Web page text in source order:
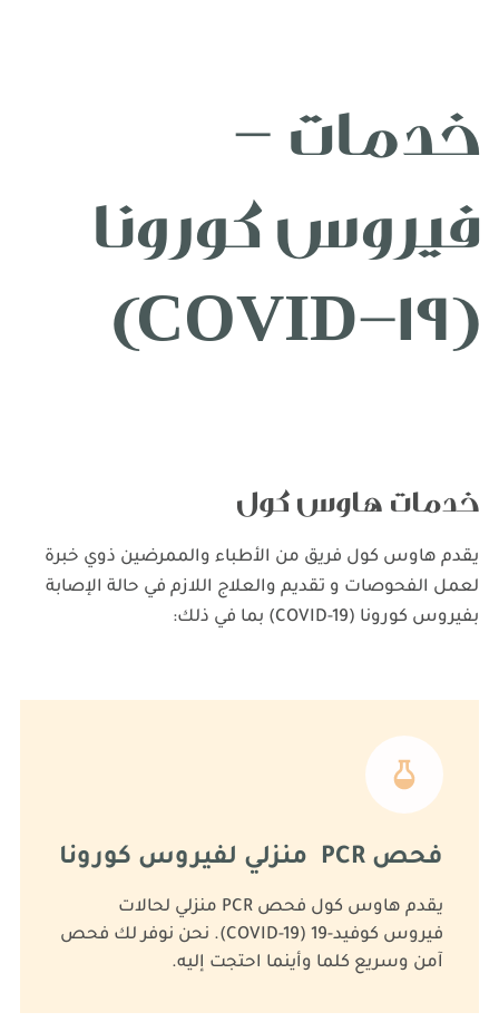
خدمات -
فيروس كورونا
(COVID-19)
خدمات هاوس كول
يقدم هاوس كول فريق من الأطباء والممرضين ذوي خبرة
لعمل الفحوصات و تقديم والعلاج اللازم في حالة الإصابة
بفيروس كورونا (COVID-19) بما في ذلك:
فحص PCR منزلي لفيروس كورونا
يقدم هاوس كول فحص PCR منزلي لحالات
فيروس كوفيد-19 (COVID-19). نحن نوفر لك فحص
آمن وسريع كلما وأينما احتجت إليه.